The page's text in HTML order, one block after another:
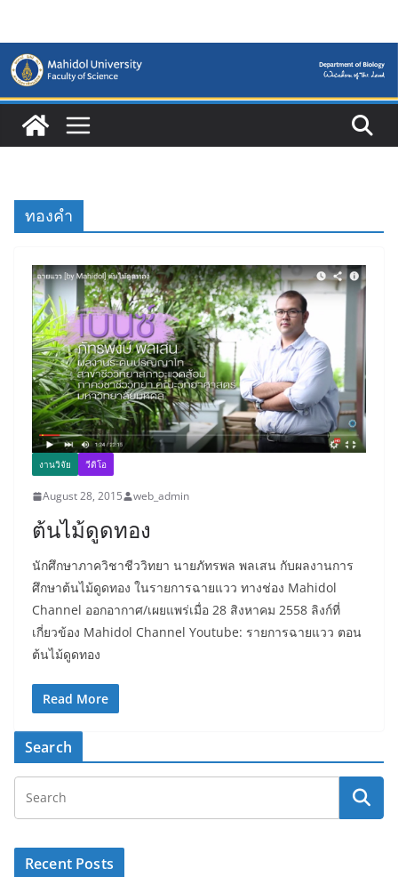
content
ทองคำ
งานวิจัย วีดิโอ
August 28, 2015 web_admin
ต้นไม้ดูดทอง
นักศึกษาภาควิชาชีววิทยา นายภัทรพล พลเสน กับผลงานการ
ศึกษาต้นไม้ดูดทอง ในรายการฉายแวว ทางช่อง Mahidol
Channel ออกอากาศ/เผยแพร่เมื่อ 28 สิงหาคม 2558 ลิงก์ที่
เกี่ยวข้อง Mahidol Channel Youtube: รายการฉายแวว ตอน
ต้นไม้ดูดทอง
Read More
Search
Recent Posts